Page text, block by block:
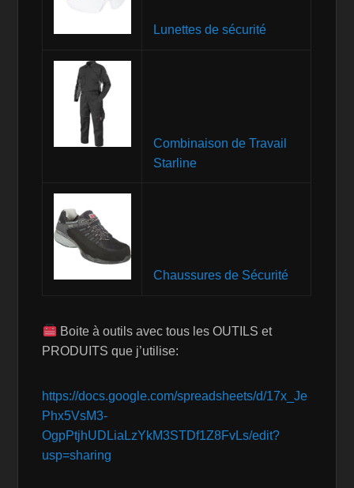
Lunettes de sécurité
Combinaison de Travail
Starline
Chaussures de Sécurité
Boite à outils avec tous les OUTILS et
PRODUITS que j’utilise:
https://docs.google.com/spreadsheets/d/17x_Je
Phx5VsM3-
OgpPtjhUDLiaLzYkM3STDf1Z8FvLs/edit?
usp=sharing